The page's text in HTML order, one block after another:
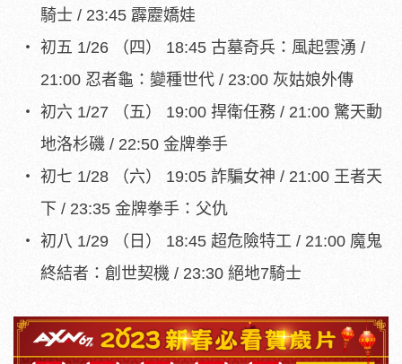
騎士 / 23:45 霹靂嬌娃
初五 1/26 （四） 18:45 古墓奇兵：風起雲湧 /
21:00 忍者龜：變種世代 / 23:00 灰姑娘外傳
初六 1/27 （五） 19:00 捍衛任務 / 21:00 驚天動
地洛杉磯 / 22:50 金牌拳手
初七 1/28 （六） 19:05 詐騙女神 / 21:00 王者天
下 / 23:35 金牌拳手：父仇
初八 1/29 （日） 18:45 超危險特工 / 21:00 魔鬼
終結者：創世契機 / 23:30 絕地7騎士